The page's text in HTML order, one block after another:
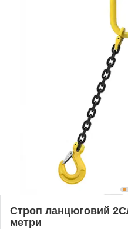
Строп ланцюговий
метри